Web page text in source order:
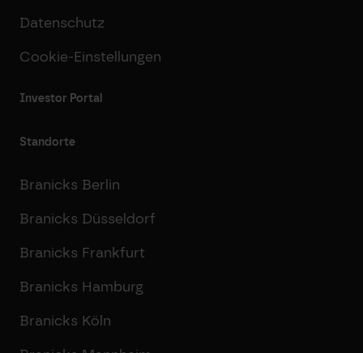
Datenschutz
Cookie-Einstellungen
Investor Portal
Standorte
Branicks Berlin
Branicks Düsseldorf
Branicks Frankfurt
Branicks Hamburg
Branicks Köln